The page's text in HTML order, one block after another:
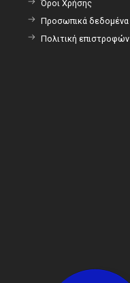
Όροι Χρήσης
Προσωπικά δεδομένα
Πολιτική επιστροφών